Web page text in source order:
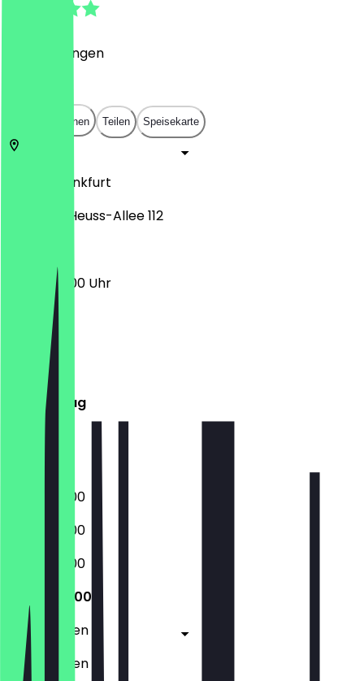
Bewertungen
In App öffnen Teilen Speisekarte
Frankfurt
Theodor-Heuss-Allee 112
08:30 - 16:00 Uhr
Montag
Dienstag
Mittwoch
Donnerstag
Freitag
Samstag
08:30 - 16:00
08:30 - 16:00
08:30 - 16:00
08:30 - 16:00
Geschlossen
Geschlossen